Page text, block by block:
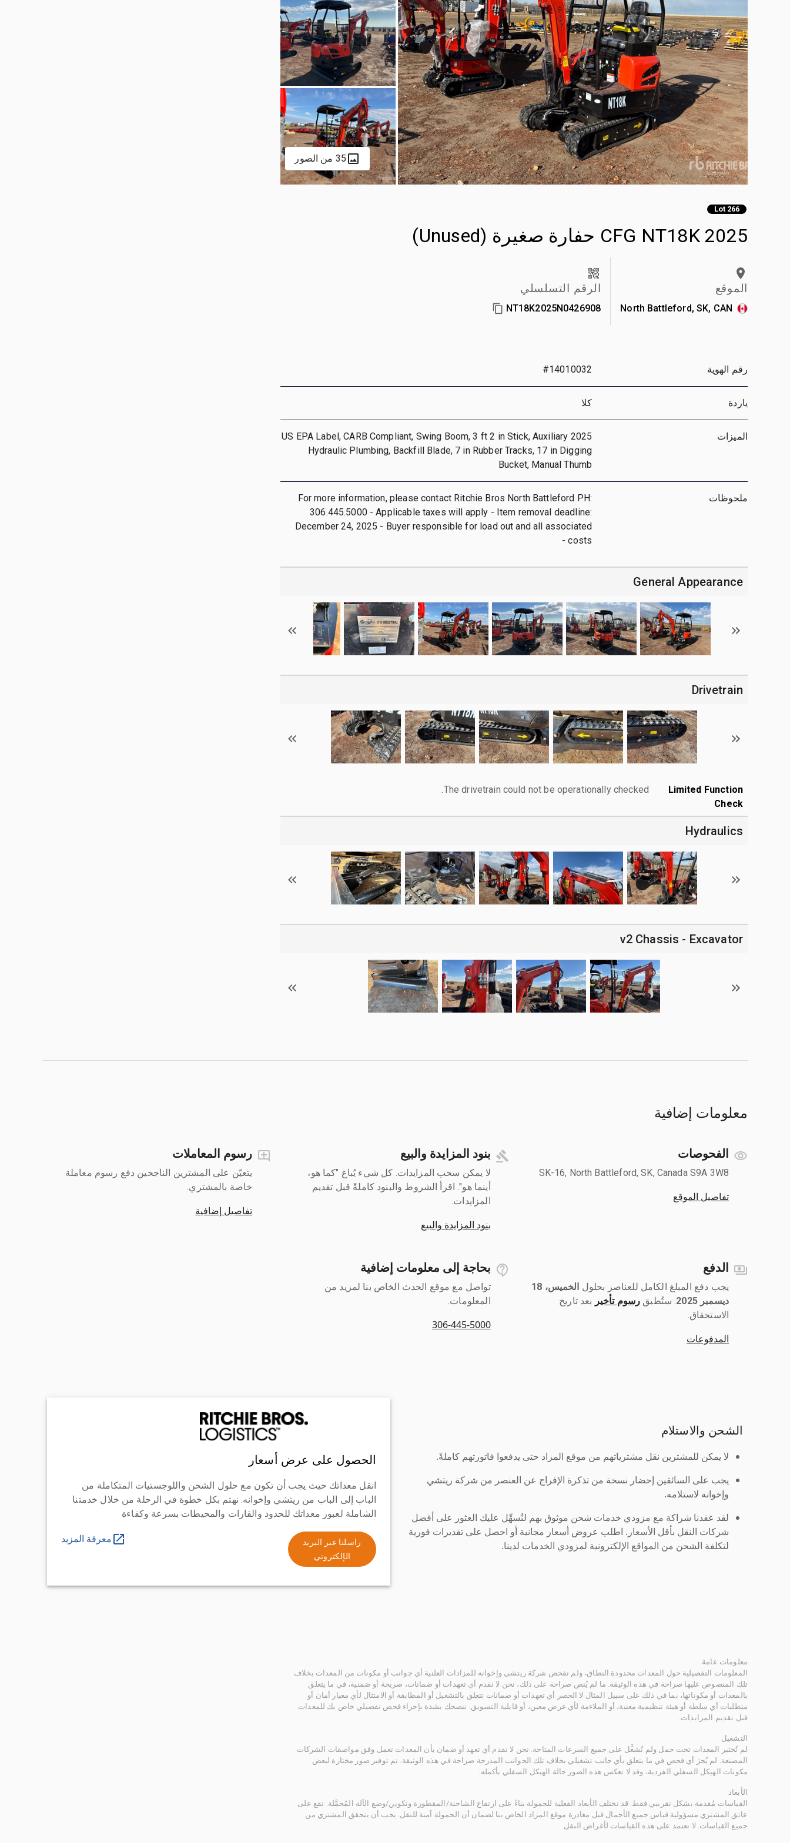
35 من الصور
Lot 266
2025 CFG NT18K حفارة صغيرة (Unused)
الموقع
North Battleford, SK, CAN
الرقم التسلسلي
NT18K2025N0426908
رقم الهوية #14010032
ياردة كلا
الميزات
2025 US EPA Label, CARB Compliant, Swing Boom, 3 ft 2 in Stick, Auxiliary
Hydraulic Plumbing, Backfill Blade, 7 in Rubber Tracks, 17 in Digging
Bucket, Manual Thumb
ملحوظات
For more information, please contact Ritchie Bros North Battleford PH:
306.445.5000 - Applicable taxes will apply - Item removal deadline:
December 24, 2025 - Buyer responsible for load out and all associated
costs -
General Appearance
Drivetrain
Limited Function
Check
The drivetrain could not be operationally checked.
Hydraulics
v2 Chassis - Excavator
معلومات إضافية
الفحوصات
SK-16, North Battleford, SK, Canada S9A 3W8
تفاصيل الموقع
بنود المزايدة والبيع
لا يمكن سحب المزايدات. كل شيء يُباع "كما هو،
أينما هو". اقرأ الشروط والبنود كاملةً قبل تقديم
المزايدات.
بنود المزايدة والبيع
رسوم المعاملات
يتعيّن على المشترين الناجحين دفع رسوم معاملة
خاصة بالمشتري.
تفاصيل إضافية
الدفع
يجب دفع المبلغ الكامل للعناصر بحلول ‎
الخميس، 18
ديسمبر 2025
‎. ستُطبق رسوم تأخير بعد تاريخ
الاستحقاق.
المدفوعات
بحاجة إلى معلومات إضافية
تواصل مع موقع الحدث الخاص بنا لمزيد من
المعلومات.
306-445-5000
الشحن والاستلام
لا يمكن للمشترين نقل مشترياتهم من موقع المزاد حتى يدفعوا فاتورتهم كاملةً.
يجب على السائقين إحضار نسخة من تذكرة الإفراج عن العنصر من شركة ريتشي
وإخوانه لاستلامه.
لقد عقدنا شراكة مع مزودي خدمات شحن موثوق بهم لنُسهِّل عليك العثور على أفضل
شركات النقل بأقل الأسعار. اطلب عروض أسعار مجانية أو احصل على تقديرات فورية
لتكلفة الشحن من المواقع الإلكترونية لمزودي الخدمات لدينا.
الحصول على عرض أسعار
انقل معداتك حيث يجب أن تكون مع حلول الشحن واللوجستيات المتكاملة من
الباب إلى الباب من ريتشي وإخوانه. نهتم بكل خطوة في الرحلة من خلال خدمتنا
الشاملة لعبور معداتك للحدود والقارات والمحيطات بسرعة وكفاءة
راسلنا عبر البريد
الإلكتروني
معرفة المزيد
معلومات عامة
المعلومات التفصيلية حول المعدات محدودة النطاق، ولم تفحص شركة ريتشي وإخوانه للمزادات العلنية أي جوانب أو مكونات من المعدات بخلاف
تلك المنصوص عليها صراحة في هذه الوثيقة. ما لم يُنص صراحة على ذلك، نحن لا نقدم أي تعهدات أو ضمانات، صريحة أو ضمنية، في ما يتعلق
بالمعدات أو مكوناتها، بما في ذلك على سبيل المثال لا الحصر أي تعهدات أو ضمانات تتعلق بالتشغيل أو المطابقة أو الامتثال لأي معيار أمان أو
متطلبات أي سلطة أو هيئة تنظيمية معنية، أو الملاءمة لأي غرض معين، أو قابلية التسويق. ننصحك بشدة بإجراء فحص تفصيلي خاص بك للمعدات
قبل تقديم المزايدات.
التشغيل
لم تُختبر المعدات تحت حمل ولم تُشغَّل على جميع السرعات المتاحة. نحن لا نقدم أي تعهد أو ضمان بأن المعدات تعمل وفق مواصفات الشركات
المصنعة. لم يُجرَ أي فحص في ما يتعلق بأي جانب تشغيلي بخلاف تلك الجوانب المدرجة صراحة في هذه الوثيقة. تم توفير صور مختارة لبعض
مكونات الهيكل السفلي الفردية، وقد لا تعكس هذه الصور حالة الهيكل السفلي بأكمله.
الأبعاد
القياسات مُقدمة بشكل تقريبي فقط. قد تختلف الأبعاد الفعلية للحمولة بناءً على ارتفاع الشاحنة/المقطورة وتكوين/وضع الآلة المُحمَّلة. تقع على
عاتق المشتري مسؤولية قياس جميع الأحمال قبل مغادرة موقع المزاد الخاص بنا لضمان أن الحمولة آمنة للنقل. يجب أن يتحقق المشتري من
جميع القياسات. لا تعتمد على هذه القياسات لأغراض النقل.